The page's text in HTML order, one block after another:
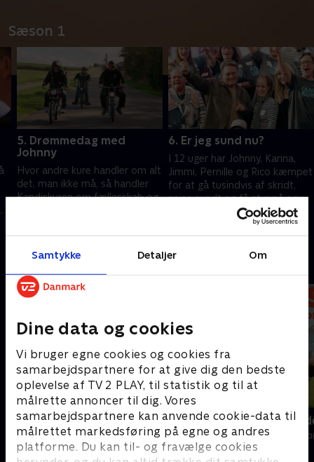
Samtykke Detaljer Om
Dine data og cookies
Vi bruger egne cookies og cookies fra
samarbejdspartnere for at give dig den bedste
oplevelse af TV 2 PLAY, til statistik og til at
målrette annoncer til dig. Vores
samarbejdspartnere kan anvende cookie-data til
målrettet markedsføring på egne og andres
platforme. Du kan til- og fravælge cookies
Sæson 1
5. Drømmedag med
Johnny
Hvor andre kure handler om alt
det, man ikke må, så handler
Kandiskuren om fællesskab og
deltagerne.
6. Er jeg sund nu?
I 12 uger har Johnny, Karina,
Jimmi, Pernille og Rico kæmpet
for at gå tusindvis af skridt,
spise sundt og få styr på søvn
og stress. Nu får de resultatet.
18. februar 2026 • 28 min
Andre så også
Fem fede kokke
Livsstil • 5 sæsoner
Snyd din
Livsstil • 2